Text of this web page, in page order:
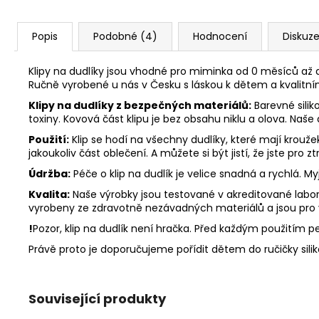
Popis Podobné (4) Hodnocení Diskuze
Klipy na dudlíky jsou vhodné pro miminka od 0 měsíců až
Ručně vyrobené u nás v Česku s láskou k dětem a
Klipy na dudlíky z bezpečných materiálů: Barevné
toxiny. Kovová část klipu je bez obsahu niklu a olova.
Použití: Klip se hodí na všechny dudlíky, které mají
jakoukoliv část oblečení. A můžete si být jistí, že jste pro
Údržba: Péče o klip na dudlík je velice snadná a rychlá.
Kvalita: Naše výrobky jsou testované v akreditované
vyrobeny ze zdravotně nezávadných materiálů a jsou
!Pozor, klip na dudlík není hračka. Před každým použitím
Právě proto je doporučujeme pořídit dětem do ručičky
Související produkty